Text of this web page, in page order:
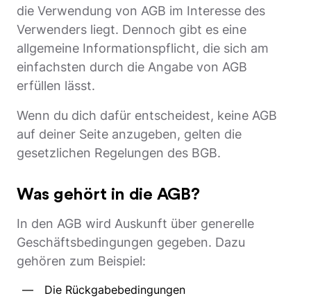
die Verwendung von AGB im Interesse des
Verwenders liegt. Dennoch gibt es eine
allgemeine Informationspflicht, die sich am
einfachsten durch die Angabe von AGB
erfüllen lässt.
Wenn du dich dafür entscheidest, keine AGB
auf deiner Seite anzugeben, gelten die
gesetzlichen Regelungen des BGB.
Was gehört in die AGB?
In den AGB wird Auskunft über generelle
Geschäftsbedingungen gegeben. Dazu
gehören zum Beispiel:
Die Rückgabebedingungen